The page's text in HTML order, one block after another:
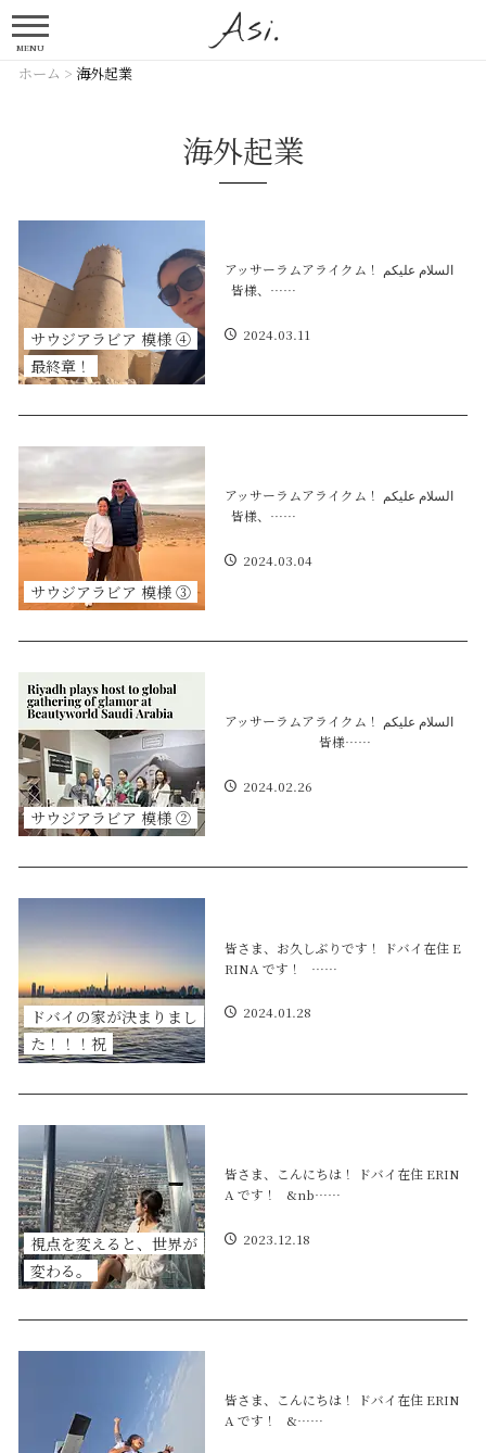
MENU
ホーム > 海外起業
海外起業
サウジアラビア 模様 ④
最終章！
アッサーラムアライクム！ السلام عليكم
皆様、……
2024.03.11
サウジアラビア 模様 ③
アッサーラムアライクム！ السلام عليكم
皆様、……
2024.03.04
サウジアラビア 模様 ②
アッサーラムアライクム！ السلام عليكم
皆様……
2024.02.26
ドバイの家が決まりまし
た！！！祝
皆さま、お久しぶりです！ ドバイ在住 E
RINA です！ ……
2024.01.28
視点を変えると、世界が
変わる。
皆さま、こんにちは！ ドバイ在住 ERIN
A です！ &nb……
2023.12.18
皆さま、こんにちは！ ドバイ在住 ERIN
A です！ &……